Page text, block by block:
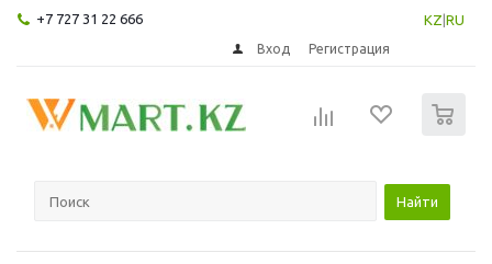
+7 727 31 22 666 KZ RU
Вход Регистрация
Найти